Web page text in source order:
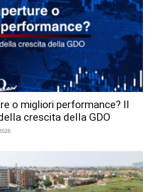
o migliori performance? Il
crescita della GDO